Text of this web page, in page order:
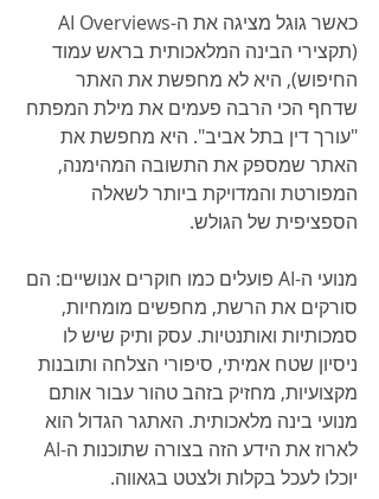
(תקצירי הבינה המלאכותית בראש עמוד
החיפוש), היא לא מחפשת את האתר
שדחף הכי הרבה פעמים את מילת המפתח
"עורך דין בתל אביב". היא מחפשת את
האתר שמספק את התשובה המהימנה,
המפורטת והמדויקת ביותר לשאלה
הספציפית של הגולש.
מנועי ה-AI פועלים כמו חוקרים אנושיים: הם
סורקים את הרשת, מחפשים מומחיות,
סמכותיות ואותנטיות. עסק ותיק שיש לו
ניסיון שטח אמיתי, סיפורי הצלחה ותובנות
מקצועיות, מחזיק בזהב טהור עבור אותם
מנועי בינה מלאכותית. האתגר הגדול הוא
יוכלו לעכל בקלות ולצטט בגאווה.